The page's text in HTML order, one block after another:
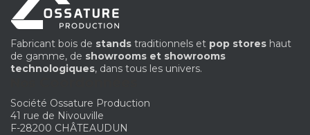
Fabricant bois de stands traditionnels et pop stores haut
de gamme, de showrooms et showrooms
technologiques, dans tous les univers.
Société Ossature Production
41 rue de Nivouville
F-28200 CHÂTEAUDUN